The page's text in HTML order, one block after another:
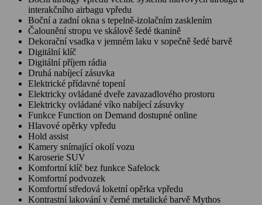
interakčního airbagu vpředu
Boční a zadní okna s tepelně-izolačním zasklením
Čalounění stropu ve skálově šedé tkanině
Dekorační vsadka v jemném laku v sopečně šedé barvě
Digitální klíč
Digitální příjem rádia
Druhá nabíjecí zásuvka
Elektrické přídavné topení
Elektricky ovládané dveře zavazadlového prostoru
Elektricky ovládané víko nabíjecí zásuvky
Funkce Function on Demand dostupné online
Hlavové opěrky vpředu
Hold assist
Kamery snímající okolí vozu
Karoserie SUV
Komfortní klíč bez funkce Safelock
Komfortní podvozek
Komfortní středová loketní opěrka vpředu
Kontrastní lakování v černé metalické barvě Mythos